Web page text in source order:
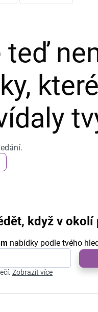
teď
když v
nabídky podle tvého
Zobrazit více